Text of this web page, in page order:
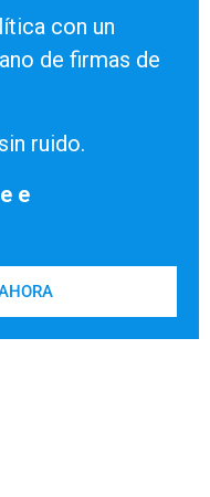
con un
de firmas de
ruido.
e